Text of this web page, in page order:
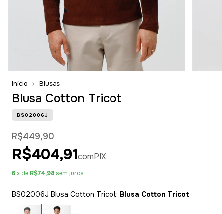
Início Blusas
Blusa Cotton Tricot
BS02006J
R$449,90
R$404,91comPIX
6x de R$74,98 sem juros
BS02006J Blusa Cotton Tricot: Blusa Cotton Tricot